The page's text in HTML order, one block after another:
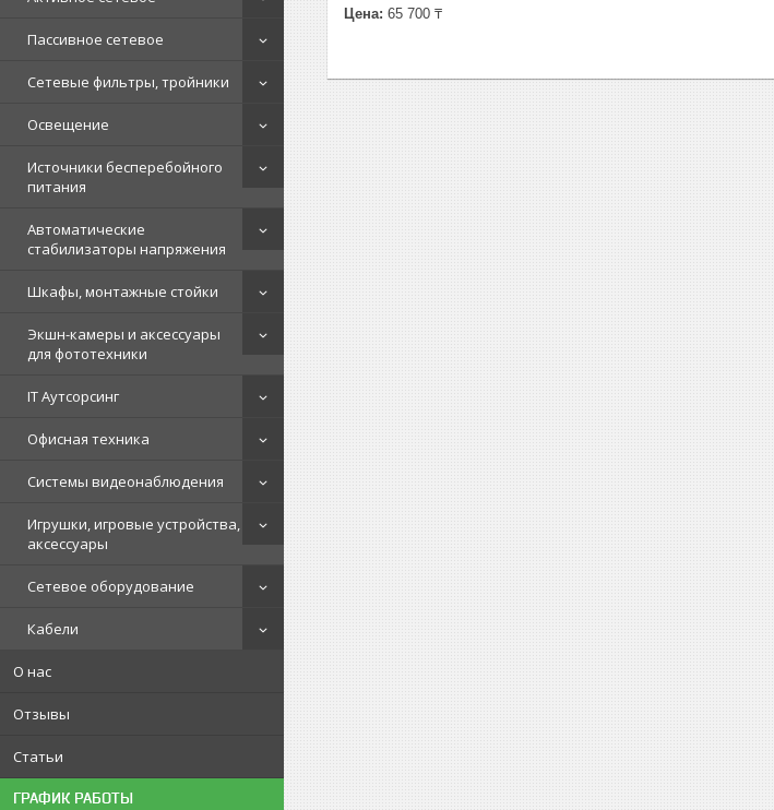
Пассивное сетевое
Сетевые фильтры, тройники
Освещение
Источники бесперебойного
питания
Автоматические
стабилизаторы напряжения
Шкафы, монтажные стойки
Экшн-камеры и аксессуары
для фототехники
IT Аутсорсинг
Офисная техника
Системы видеонаблюдения
Игрушки, игровые устройства,
аксессуары
Сетевое оборудование
Кабели
О нас
Отзывы
Статьи
ГРАФИК РАБОТЫ
Цена: 65 700 ₸